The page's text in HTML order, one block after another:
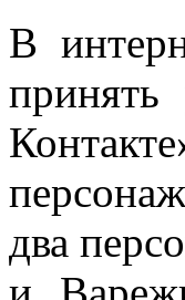
В
принять
два